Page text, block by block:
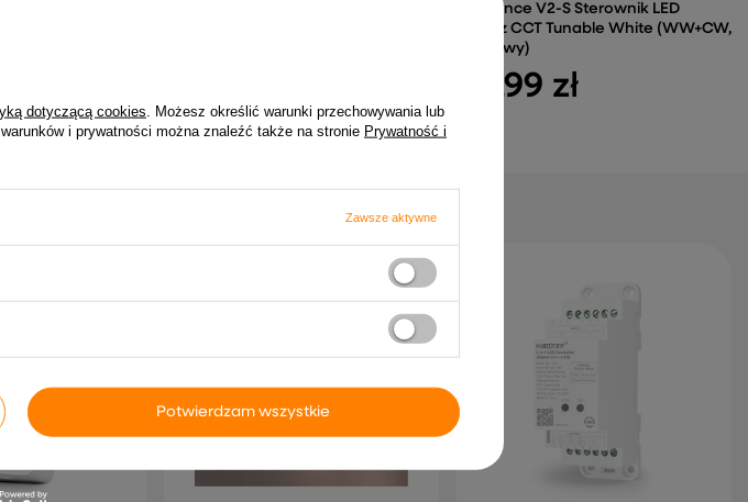
SkyDance V2-S Sterownik LED
2.4Ghz CCT Tunable White (WW+CW,
2-żyłowy)
117,99 zł
RAZEM
dotyczącą cookies . Możesz określić warunki przechowywania lub
i prywatności można znaleźć także na stronie Prywatność i
Zawsze aktywne
Potwierdzam wszystkie